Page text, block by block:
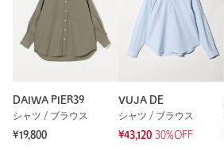
DAIWA PIER39
シャツ / ブラウス
¥19,800
VUJA DE
シャツ / ブラウス
¥43,120 30%OFF